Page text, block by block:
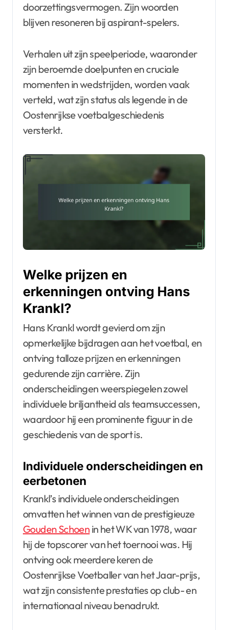
doorzettingsvermogen. Zijn woorden
blijven resoneren bij aspirant-spelers.
Verhalen uit zijn speelperiode, waaronder
zijn beroemde doelpunten en cruciale
momenten in wedstrijden, worden vaak
verteld, wat zijn status als legende in de
Oostenrijkse voetbalgeschiedenis
versterkt.
Welke prijzen en
erkenningen ontving Hans
Krankl?
Hans Krankl wordt gevierd om zijn
opmerkelijke bijdragen aan het voetbal, en
ontving talloze prijzen en erkenningen
gedurende zijn carrière. Zijn
onderscheidingen weerspiegelen zowel
individuele briljantheid als teamsuccessen,
waardoor hij een prominente figuur in de
geschiedenis van de sport is.
Individuele onderscheidingen en
eerbetonen
Krankl’s individuele onderscheidingen
omvatten het winnen van de prestigieuze
Gouden Schoen in het WK van 1978, waar
hij de topscorer van het toernooi was. Hij
ontving ook meerdere keren de
Oostenrijkse Voetballer van het Jaar-prijs,
wat zijn consistente prestaties op club- en
internationaal niveau benadrukt.